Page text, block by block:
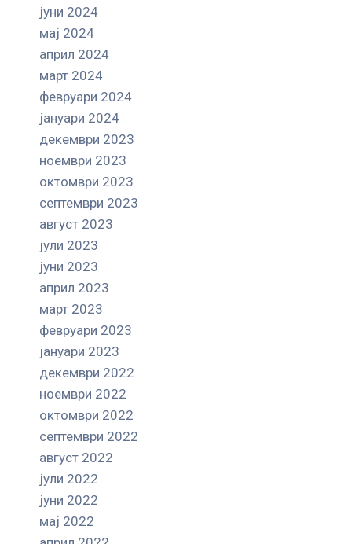
јуни 2024
мај 2024
април 2024
март 2024
февруари 2024
јануари 2024
декември 2023
ноември 2023
октомври 2023
септември 2023
август 2023
јули 2023
јуни 2023
април 2023
март 2023
февруари 2023
јануари 2023
декември 2022
ноември 2022
октомври 2022
септември 2022
август 2022
јули 2022
јуни 2022
мај 2022